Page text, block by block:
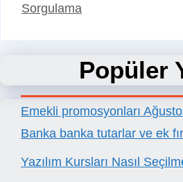
Sorgulama
Popüler
Emekli promosyonları
Banka banka tutarlar ve ek
Yazılım Kursları Nasıl